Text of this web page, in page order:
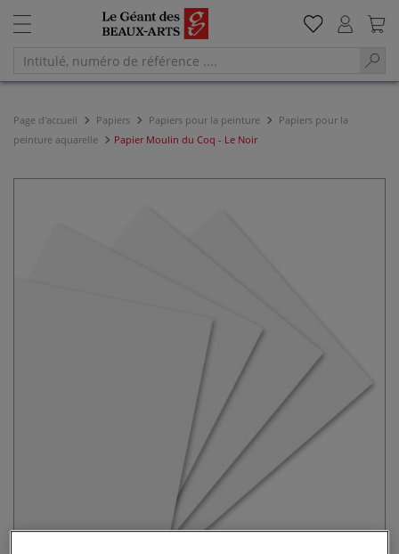
Page d'accueil Papiers Papiers pour la peinture
Papiers pour la
peinture aquarelle
Papier Moulin du Coq - Le Noir